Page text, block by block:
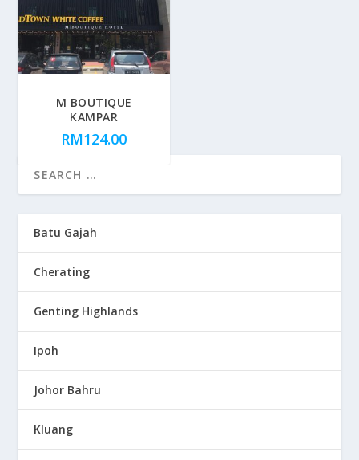
M BOUTIQUE
KAMPAR
RM124.00
Batu Gajah
Cherating
Genting Highlands
Ipoh
Johor Bahru
Kluang